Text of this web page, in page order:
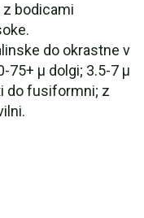
z bodicami
do okrastne v
75+ µ dolgi; 3.5-7 µ
do fusiformni; z